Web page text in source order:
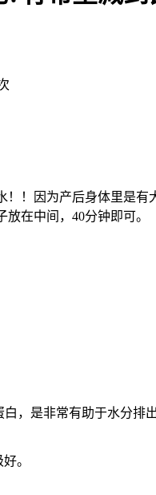
！！因为产后身体里是
在中间，40分钟即可。
，是非常有助于水分排出
。